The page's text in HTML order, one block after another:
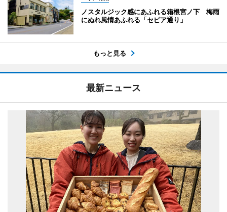
ノスタルジック感にあふれる箱根宮ノ下 梅雨
にぬれ風情あふれる「セピア通り」
もっと見る
最新ニュース